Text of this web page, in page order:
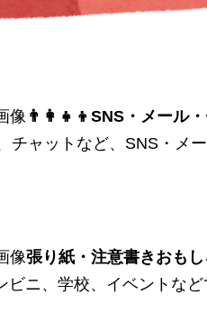
像 👨‍👩‍👧‍👦SNS・メール
チャットなど、SNS・メ
像張り紙・注意書きおも
ビニ、学校、イベントな